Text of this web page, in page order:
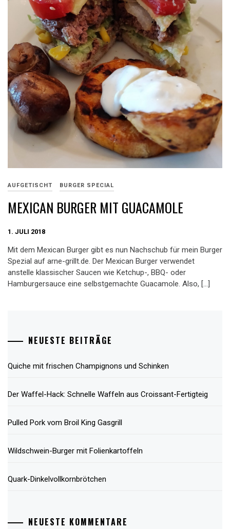
AUFGETISCHT BURGER SPECIAL
MEXICAN BURGER MIT GUACAMOLE
1. JULI 2018
Mit dem Mexican Burger gibt es nun Nachschub für mein Burger
Spezial auf arne-grillt.de. Der Mexican Burger verwendet
anstelle klassischer Saucen wie Ketchup-, BBQ- oder
Hamburgersauce eine selbstgemachte Guacamole. Also, […]
NEUESTE BEITRÄGE
Quiche mit frischen Champignons und Schinken
Der Waffel-Hack: Schnelle Waffeln aus Croissant-Fertigteig
Pulled Pork vom Broil King Gasgrill
Wildschwein-Burger mit Folienkartoffeln
Quark-Dinkelvollkornbrötchen
NEUESTE KOMMENTARE